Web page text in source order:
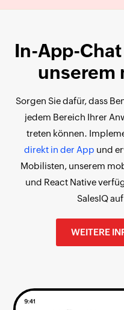
In-App-
unserem
Sorgen Sie dafür, dass
jedem Bereich Ihrer
treten können.
direkt in der App und
Mobilisten, unserem
und React Native
SalesIQ
WEITERE